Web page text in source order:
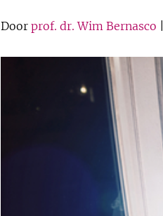
Door prof. dr. Wim Bernasco